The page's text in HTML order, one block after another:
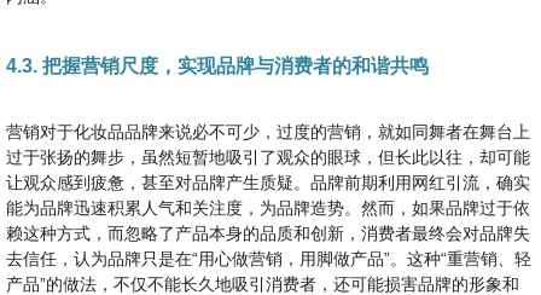
4.3. 把握营销尺度，实现品牌与消费者的和谐共鸣
营销对于化妆品品牌来说必不可少，过度的营销，就如同舞者在舞台上
过于张扬的舞步，虽然短暂地吸引了观众的眼球，但长此以往，却可能
让观众感到疲惫，甚至对品牌产生质疑。品牌前期利用网红引流，确实
能为品牌迅速积累人气和关注度，为品牌造势。然而，如果品牌过于依
赖这种方式，而忽略了产品本身的品质和创新，消费者最终会对品牌失
去信任，认为品牌只是在“用心做营销，用脚做产品”。这种“重营销、轻
产品”的做法，不仅不能长久地吸引消费者，还可能损害品牌的形象和